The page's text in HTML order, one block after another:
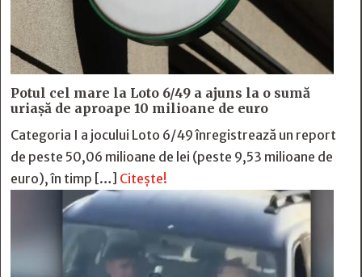
Potul cel mare la Loto 6/49 a ajuns la o sumă
uriașă de aproape 10 milioane de euro
Categoria I a jocului Loto 6/49 înregistrează un report
de peste 50,06 milioane de lei (peste 9,53 milioane de
euro), în timp […] Citește!